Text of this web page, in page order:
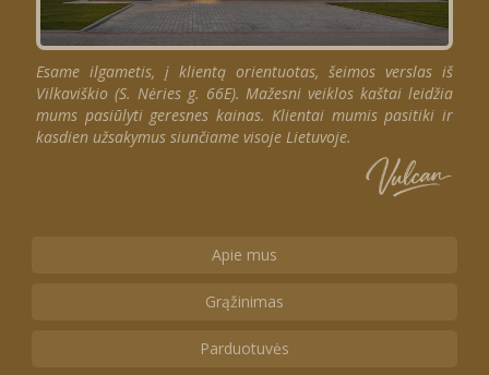
Esame ilgametis, į klientą orientuotas, šeimos verslas iš
Vilkaviškio (S. Nėries g. 66E). Mažesni veiklos kaštai leidžia
mums pasiūlyti geresnes kainas. Klientai mumis pasitiki ir
kasdien užsakymus siunčiame visoje Lietuvoje.
Apie mus
Grąžinimas
Parduotuvės